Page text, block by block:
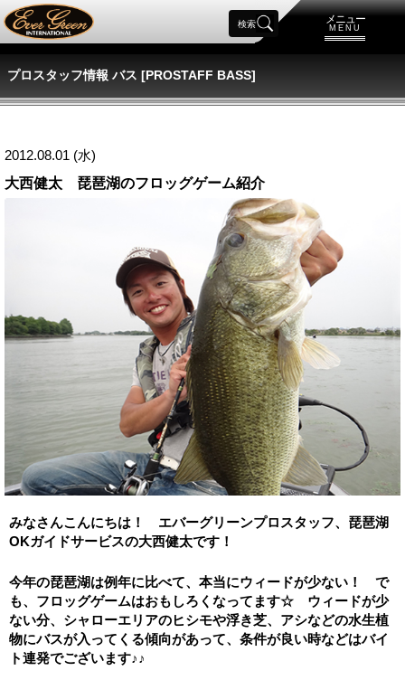
メニュー
MENU
検索
プロスタッフ情報 バス [PROSTAFF BASS]
2012.08.01 (水)
大西健太 琵琶湖のフロッグゲーム紹介
みなさんこんにちは！ エバーグリーンプロスタッフ、琵琶湖
OKガイドサービスの大西健太です！
今年の琵琶湖は例年に比べて、本当にウィードが少ない！ で
も、フロッグゲームはおもしろくなってます☆ ウィードが少
ない分、シャローエリアのヒシモや浮き芝、アシなどの水生植
物にバスが入ってくる傾向があって、条件が良い時などはバイ
ト連発でございます♪♪